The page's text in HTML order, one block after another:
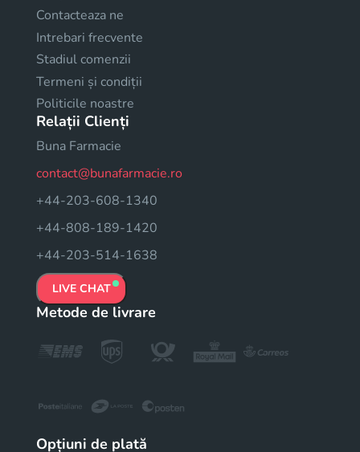
Contacteaza ne
Intrebari frecvente
Stadiul comenzii
Termeni și condiții
Politicile noastre
Relații Clienți
Buna Farmacie
contact@bunafarmacie.ro
+44-203-608-1340
+44-808-189-1420
+44-203-514-1638
LIVE CHAT
Metode de livrare
Opțiuni de plată